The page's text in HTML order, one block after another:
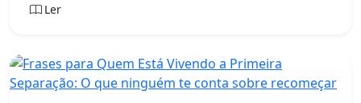
Ler